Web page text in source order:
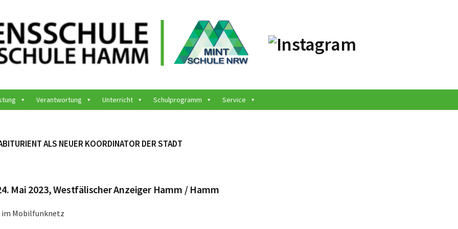
Verantwortung Unterricht Schulprogramm Service
ALS NEUER KOORDINATOR DER STADT
Mai 2023, Westfälischer Anzeiger Hamm / Hamm
im Mobilfunknetz